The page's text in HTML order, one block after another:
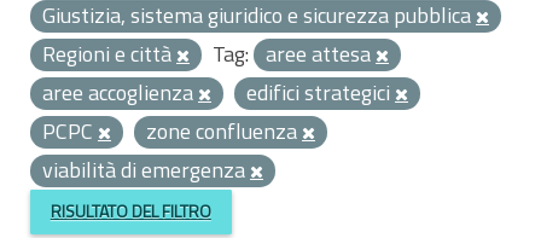
Giustizia, sistema giuridico e sicurezza pubblica
Regioni e città
Tag: aree attesa
aree accoglienza
edifici strategici
PCPC
zone confluenza
viabilità di emergenza
RISULTATO DEL FILTRO